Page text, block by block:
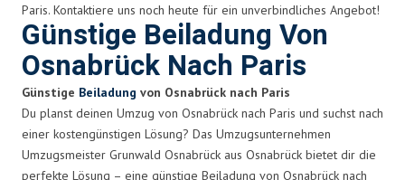
Paris. Kontaktiere uns noch heute für ein unverbindliches Angebot!
Günstige Beiladung Von
Osnabrück Nach Paris
Günstige Beiladung von Osnabrück nach Paris
Du planst deinen Umzug von Osnabrück nach Paris und suchst nach
einer kostengünstigen Lösung? Das Umzugsunternehmen
Umzugsmeister Grunwald Osnabrück aus Osnabrück bietet dir die
perfekte Lösung – eine günstige Beiladung von Osnabrück nach